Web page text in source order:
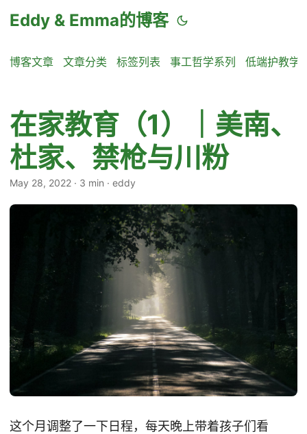
Eddy & Emma的博客
博客文章 文章分类 标签列表 事工哲学系列 低端护教学
在家教育（1）｜美南、
杜家、禁枪与川粉
May 28, 2022 · 3 min · eddy
这个月调整了一下日程，每天晚上带着孩子们看